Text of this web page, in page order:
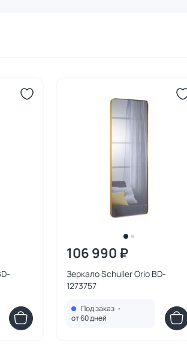
106 990 ₽
Зеркало Schuller Orio BD-
1273757
Под заказ •
от 60 дней